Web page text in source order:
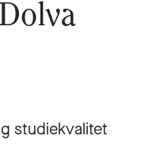
studiekvalitet